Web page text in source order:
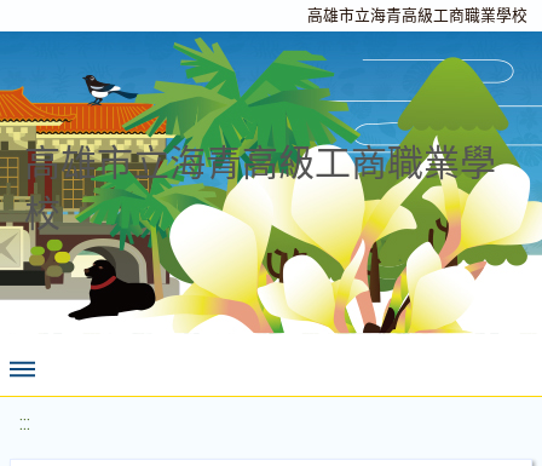
高雄市立海青高級工商職業學校
高雄市立海青高級工商職業學
校
:::